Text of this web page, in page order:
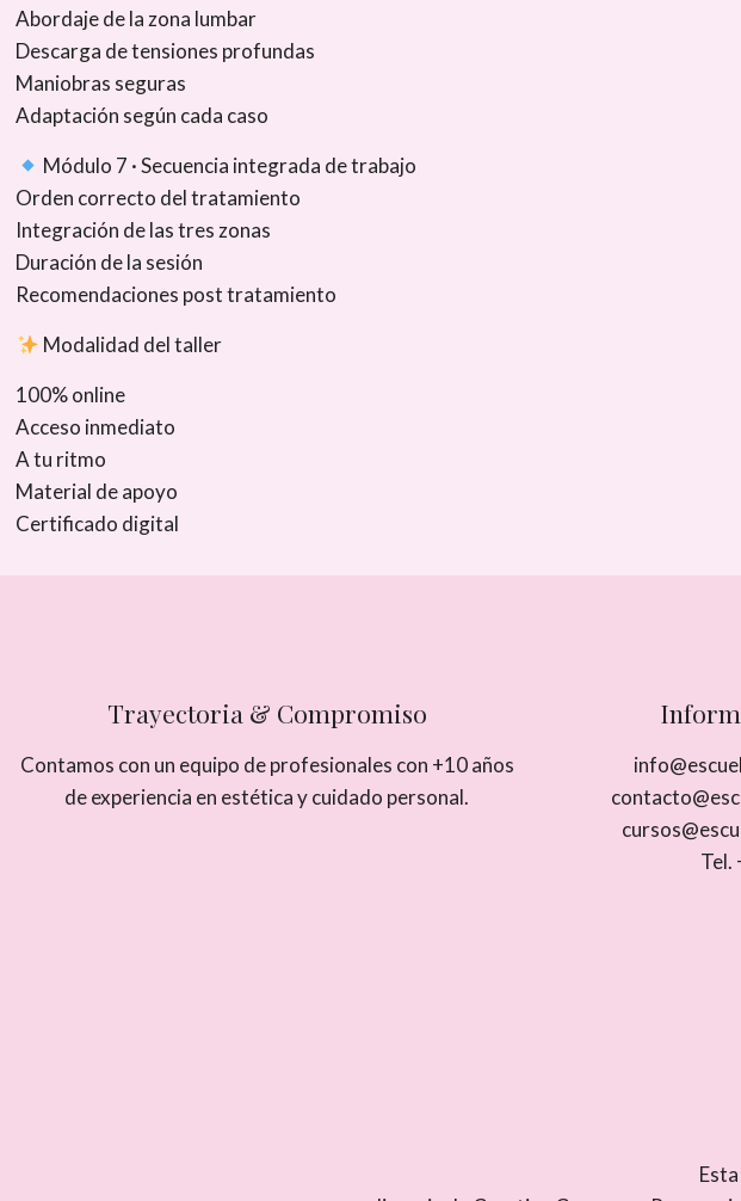
Abordaje de la zona lumbar
Descarga de tensiones profundas
Maniobras seguras
Adaptación según cada caso
Módulo 7 · Secuencia integrada de trabajo
Orden correcto del tratamiento
Integración de las tres zonas
Duración de la sesión
Recomendaciones post tratamiento
Modalidad del taller
100% online
Acceso inmediato
A tu ritmo
Material de apoyo
Certificado digital
Trayectoria & Compromiso
Contamos con un equipo de profesionales con +10 años
de experiencia en estética y cuidado personal.
Tel.